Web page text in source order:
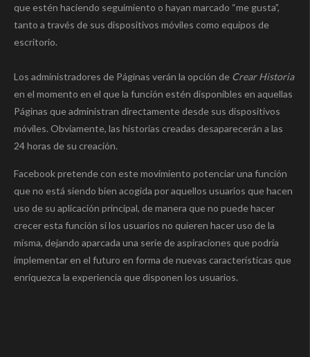
que estén haciendo seguimiento o hayan marcado “me gusta”,
tanto a través de sus dispositivos móviles como equipos de
escritorio.
Los administradores de Páginas verán la opción de Crear Historia
en el momento en el que la función estén disponibles en aquellas
Páginas que administran directamente desde sus dispositivos
móviles. Obviamente, las historias creadas desaparecerán a las
24 horas de su creación.
Facebook pretende con este movimiento potenciar una función
que no está siendo bien acogida por aquellos usuarios que hacen
uso de su aplicación principal, de manera que no puede hacer
crecer esta función si los usuarios no quieren hacer uso de la
misma, dejando aparcada una serie de aspiraciones que podría
implementar en el futuro en forma de nuevas características que
enriquezca la experiencia que disponen los usuarios.